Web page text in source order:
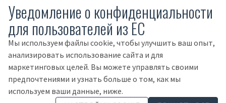
OPTIMAT KAL210/6/A20/S2
HOMAG - BEKLEME MAKINESI
ГЕРМАНИЯ 2008
Уведомление о конфиденциальности
для пользователей из ЕС
Мы используем файлы cookie, чтобы улучшить ваш опыт,
анализировать использование сайта и для
маркетинговых целей. Вы можете управлять своими
предпочтениями и узнать больше о том, как мы
используем ваши данные, ниже.